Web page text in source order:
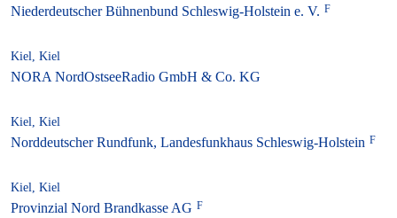
Niederdeutscher Bühnenbund Schleswig-Holstein e. V.
Kiel, Kiel
NORA NordOstseeRadio GmbH & Co. KG
Kiel, Kiel
Norddeutscher Rundfunk, Landesfunkhaus Schleswig-Holstein
Kiel, Kiel
Provinzial Nord Brandkasse AG